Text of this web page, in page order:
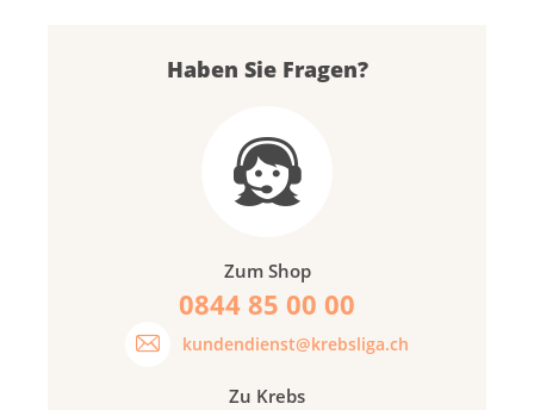
Haben Sie Fragen?
Zum Shop
0844 85 00 00
kundendienst@krebsliga.ch
Zu Krebs